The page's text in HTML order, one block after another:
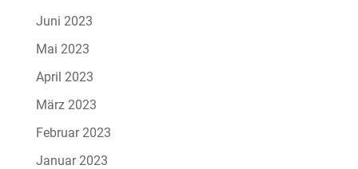
Juni 2023
Mai 2023
April 2023
März 2023
Februar 2023
Januar 2023